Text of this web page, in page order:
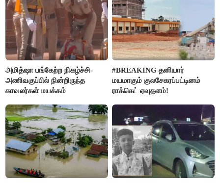
அமித்ஷா பங்கேற்ற நிகழ்ச்சி-
அணிவகுப்பில் நின்றிருந்த
காவலர்கள் மயக்கம்
#BREAKING தனியார்
மயமாகும் குலசேகரப்பட்டினம்
ராக்கெட் ஏவுதளம்!